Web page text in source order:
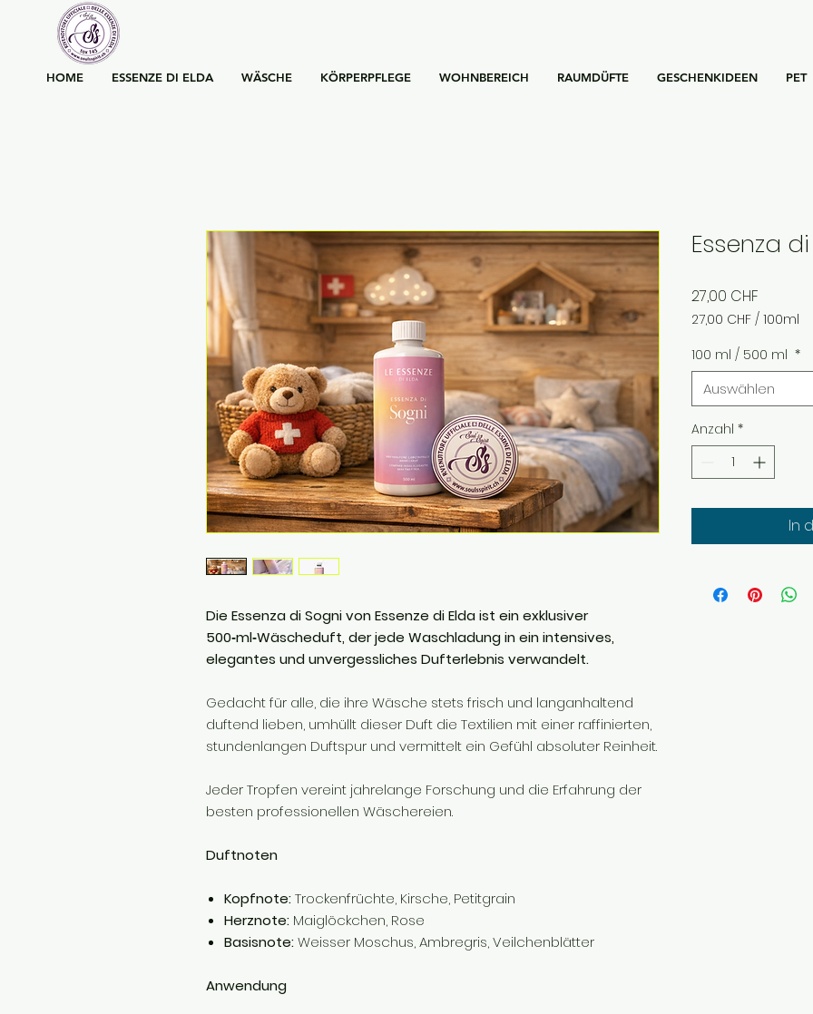
HOME ESSENZE DI ELDA WÄSCHE KÖRPERPFLEGE WOHNBEREICH RAUMDÜFTE GESCHENKIDEEN PET
Die Essenza di Sogni von Essenze di Elda ist ein exklusiver
500‑ml‑Wäscheduft, der jede Waschladung in ein intensives,
elegantes und unvergessliches Dufterlebnis verwandelt.
Gedacht für alle, die ihre Wäsche stets frisch und langanhaltend
duftend lieben, umhüllt dieser Duft die Textilien mit einer raffinierten,
stundenlangen Duftspur und vermittelt ein Gefühl absoluter Reinheit.
Jeder Tropfen vereint jahrelange Forschung und die Erfahrung der
besten professionellen Wäschereien.
Duftnoten
Kopfnote:Trockenfrüchte, Kirsche, Petitgrain
Herznote: Maiglöckchen, Rose
Basisnote:Weisser Moschus, Ambregris, Veilchenblätter
Anwendung
Essenza
27,00 CHF
27,00 CHF / 100ml
pro
100
Milliliter
100 ml / 500 ml *
Auswählen
Anzahl *
In